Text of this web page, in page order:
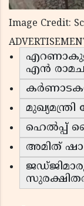
Image Credit:
എൻ
ഹെൽപ്പ്
അമിത് ഷാ